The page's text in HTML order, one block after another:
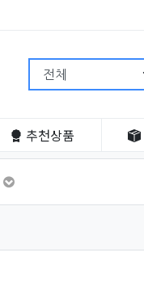
추천상품